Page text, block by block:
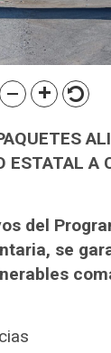
ESTATAL A
del
se